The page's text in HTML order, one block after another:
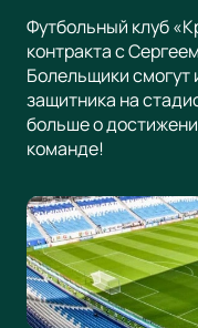
Футбольный клуб
контракта с
Болельщики смогут
защитника на
больше о
команде!